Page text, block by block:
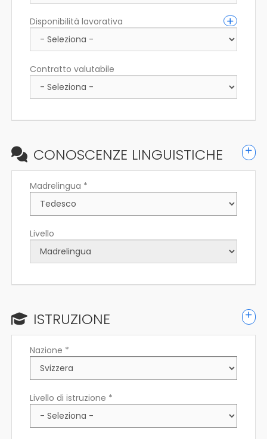
Disponibilità lavorativa
Contratto valutabile
CONOSCENZE LINGUISTICHE
Madrelingua *
Livello
ISTRUZIONE
Nazione *
Livello di istruzione *